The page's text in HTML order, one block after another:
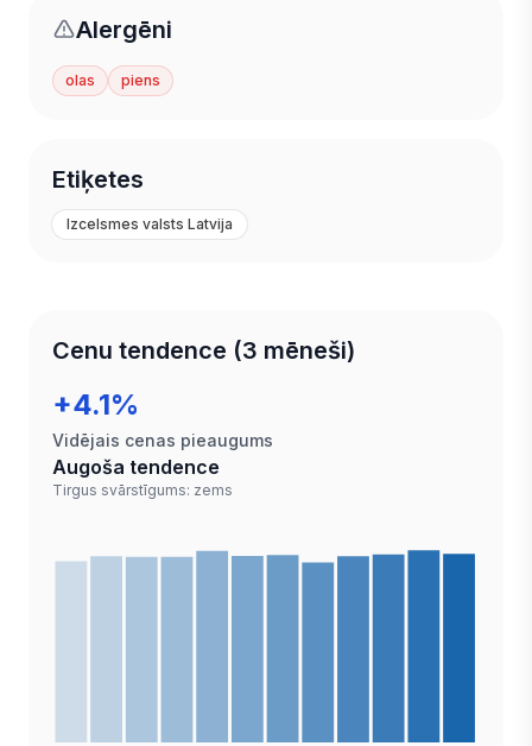
Alergēni
olas piens
Etiķetes
Izcelsmes valsts Latvija
Cenu tendence (3 mēneši)
+4.1%
Vidējais cenas pieaugums
Augoša tendence
Tirgus svārstīgums: zems